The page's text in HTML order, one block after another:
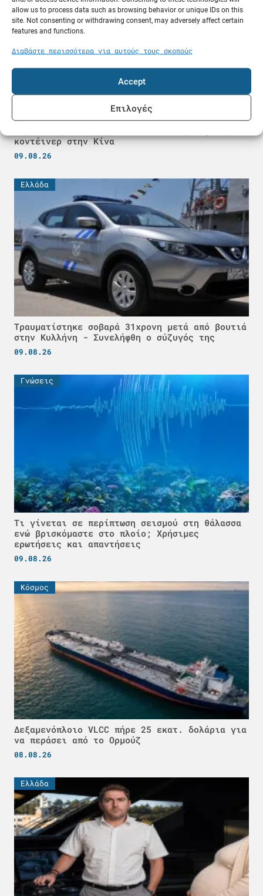
allow us to process data such as browsing behavior or unique IDs on this
site. Not consenting or withdrawing consent, may adversely affect certain
features and functions.
Διαβάστε περισσότερα για αυτούς τους σκοπούς
Accept
Επιλογές
Δραματικές εικόνες: Βυθίζεται όλο και
κοντέινερ στην Κίνα
09.08.26
Ελλάδα
Τραυματίστηκε σοβαρά 31χρονη μετά από βουτιά
στην Κυλλήνη - Συνελήφθη ο σύζυγός της
09.08.26
Γνώσεις
Τι γίνεται σε περίπτωση σεισμού στη θάλασσα
ενώ βρισκόμαστε στο πλοίο; Χρήσιμες
ερωτήσεις και απαντήσεις
09.08.26
Κόσμος
Δεξαμενόπλοιο VLCC πήρε 25 εκατ. δολάρια για
να περάσει από το Ορμούζ
08.08.26
Ελλάδα